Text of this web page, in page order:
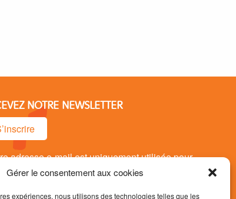
Gérer le consentement aux cookies
expériences, nous utilisons des technologies telles que les
NOTRE NEWSLETTER
adresse e-mail est uniquement utilisée pour
envoyer notre newsletter. Vous pouvez vous